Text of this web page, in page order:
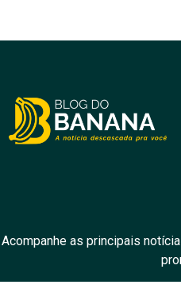
Acompanhe as principais